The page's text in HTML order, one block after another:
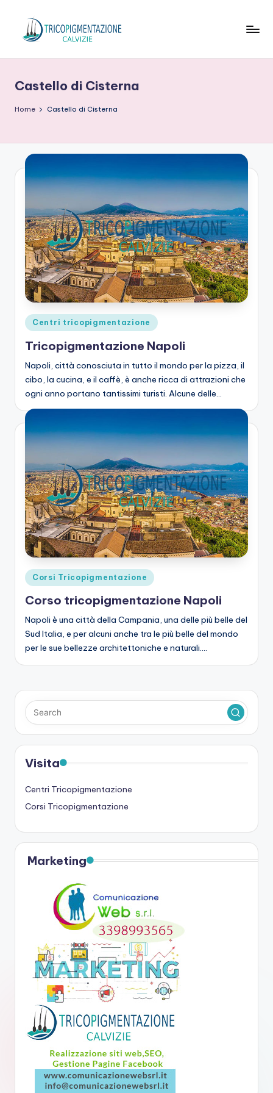
c
o
ig
m
e
n
t
a
zi
o
n
e
C
a
lv
iz
ie
Castello di Cisterna
Home Castello di Cisterna
Posted
in
Centri tricopigmentazione
Tricopigmentazione Napoli
Napoli, città conosciuta in tutto il mondo per la pizza, il
cibo, la cucina, e il caffè, è anche ricca di attrazioni che
ogni anno portano tantissimi turisti. Alcune delle…
Posted
in
Corsi Tricopigmentazione
Corso tricopigmentazione Napoli
Napoli è una città della Campania, una delle più belle del
Sud Italia, e per alcuni anche tra le più belle del mondo
per le sue bellezze architettoniche e naturali.…
Visita
Centri Tricopigmentazione
Corsi Tricopigmentazione
Marketing